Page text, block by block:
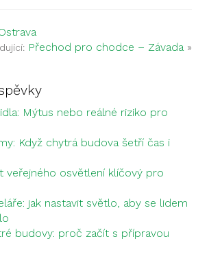
Přechod pro chodce – Závada»
Mýtus nebo reálné riziko pro
Když chytrá budova šetří čas i
veřejného osvětlení klíčový pro
jak nastavit světlo, aby se lidem
budovy: proč začít s přípravou